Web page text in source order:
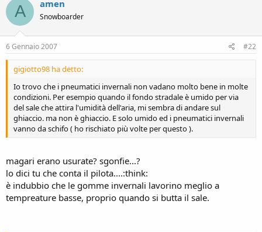
A amen
Snowboarder
6 Gennaio 2007 #22
gigiotto98 ha detto:
Io trovo che i pneumatici invernali non vadano molto bene in molte
condizioni. Per esempio quando il fondo stradale è umido per via
del sale che attira l'umidità dell'aria, mi sembra di andare sul
ghiaccio. ma non è ghiaccio. E solo umido ed i pneumatici invernali
vanno da schifo ( ho rischiato più volte per questo ).
magari erano usurate? sgonfie...?
lo dici tu che conta il pilota....:think:
è indubbio che le gomme invernali lavorino meglio a
tempreature basse, proprio quando si butta il sale.